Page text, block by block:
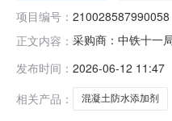
项目编号： 210028587990058
正文内容： 采购商：中铁十一
清单行号物料编码
发布时间： 2026-06-12 11:47
相关产品：
混凝土防水添加剂